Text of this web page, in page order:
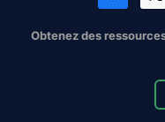
Obtenez des